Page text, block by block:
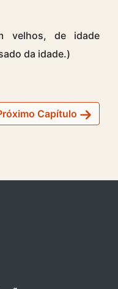
velhos, de idade
da idade.)
Capítulo